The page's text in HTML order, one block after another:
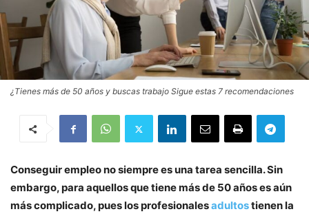
¿Tienes más de 50 años y buscas trabajo Sigue estas 7 recomendaciones
Conseguir empleo no siempre es una tarea sencilla. Sin
embargo, para aquellos que tiene más de 50 años es aún
más complicado, pues los profesionalesadultostienen la